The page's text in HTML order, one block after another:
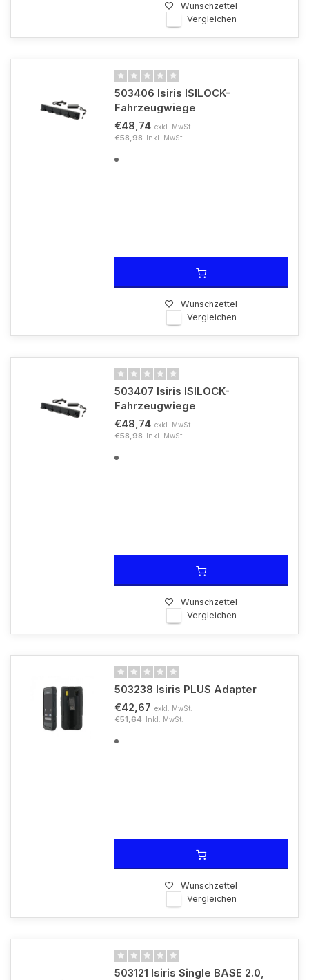
Wunschzettel
Vergleichen
503406 Isiris ISILOCK-
Fahrzeugwiege
€48,74 exkl. MwSt.
€58,98 Inkl. MwSt.
Wunschzettel
Vergleichen
503407 Isiris ISILOCK-
Fahrzeugwiege
€48,74 exkl. MwSt.
€58,98 Inkl. MwSt.
Wunschzettel
Vergleichen
503238 Isiris PLUS Adapter
€42,67 exkl. MwSt.
€51,64 Inkl. MwSt.
Wunschzettel
Vergleichen
503121 Isiris Single BASE 2.0,